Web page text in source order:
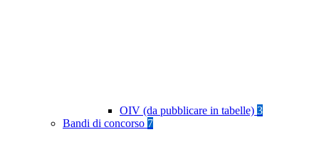
OIV (da pubblicare in tabelle) 3
Bandi di concorso 7